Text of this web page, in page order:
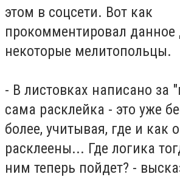
этом в соцсети. Вот как
прокомментировал данное
некоторые мелитопольцы.
- В листовках написано за
сама расклейка - это уже
более, учитывая, где и как
расклеены... Где логика
ним теперь пойдет? -